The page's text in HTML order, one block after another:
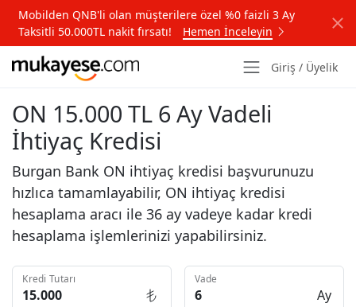
Mobilden QNB'li olan müşterilere özel %0 faizli 3 Ay
Taksitli 50.000TL nakit fırsatı!
Hemen İnceleyin
Giriş / Üyelik
ON 15.000 TL 6 Ay Vadeli
İhtiyaç Kredisi
Burgan Bank ON ihtiyaç kredisi başvurunuzu
hızlıca tamamlayabilir, ON ihtiyaç kredisi
hesaplama aracı ile 36 ay vadeye kadar kredi
hesaplama işlemlerinizi yapabilirsiniz.
Kredi Tutarı Vade
Ay